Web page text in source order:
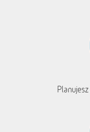
Planujesz